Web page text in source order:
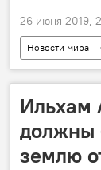
26 июня 2019,
Новости мира
Ильхам
должны
землю